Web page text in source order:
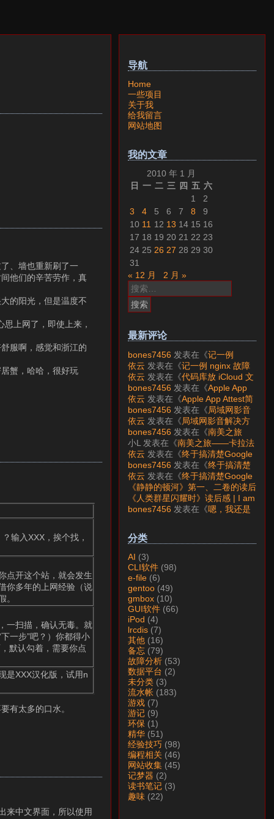
、墙也重新刷了一
他们的辛苦劳作，真
的阳光，但是温度不
上网了，即使上来，
服啊，感觉和浙江的
蟹，哈哈，很好玩
输入XXX，挨个找，
点开这个站，就会发生
你多年的上网经验（说
。
一扫描，确认无毒。就
一步”吧？）你都得小
默认勾着，需要你点
是XXX汉化版，试用n
有太多的口水。
来中文界面，所以使用
导航
Home
一些项目
关于我
给我留言
网站地图
我的文章
2010 年 1 月
日 一 二 三 四 五 六
1
2
3
4 5 6 7 8
9
10 11 12 13 14 15 16
17 18 19 20 21 22 23
24 25 26 27 28 29 30
31
« 12 月
2 月 »
搜
索：
最新评论
bones7456 发表在《记一例
nginx 故障分析》
依云 发表在《记一例 nginx 故障
分析 》
依云 发表在《代码库放 iCloud 文
件夹会怎样？》
bones7456 发表在《Apple App
Attest简介》
依云 发表在《Apple App Attest简
介》
bones7456 发表在《局域网影音
解决方案——Jellyfin》
依云 发表在《局域网影音解决方
案——Jellyfin》
bones7456 发表在《南美之旅
——卡拉法特看莫雷诺大冰川》
小L 发表在《南美之旅——卡拉法
特看莫雷诺大冰川》
依云 发表在《终于搞清楚Google
账号的所属国家的逻辑了》
bones7456 发表在《终于搞清楚
Google账号的所属国家的逻辑
了》
依云 发表在《终于搞清楚Google
账号的所属国家的逻辑了》
《静静的顿河》第一、二卷的读后
感 | I am LAZY bones?发表在
《《人类群星闪耀时》读后感》
《人类群星闪耀时》读后感 | I am
LAZY bones?发表在《
《显微镜
bones7456 发表在《嗯，我还是
分类
AI (3)
CLI软件 (98)
e-file (6)
gentoo (49)
gmbox (10)
GUI软件 (66)
iPod (4)
lrcdis (7)
其他 (16)
备忘 (79)
故障分析 (53)
数据平台 (2)
未分类 (3)
流水帐 (183)
游戏 (7)
游记 (9)
环保 (1)
精华 (51)
经验技巧 (98)
编程相关 (46)
网站收集 (45)
记梦器 (2)
读书笔记 (3)
趣味 (22)